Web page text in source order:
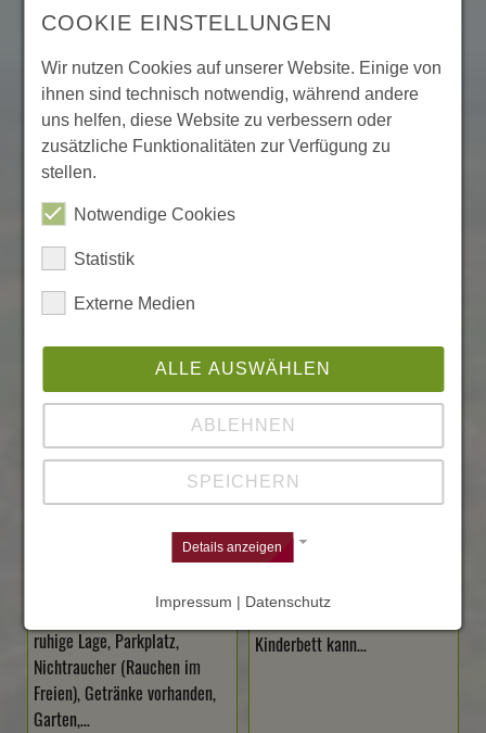
Dusche, Fernseher, Radio,
Nichtraucher, gemütlicher
Freisitz
Weitere Infos
, Fernseher, Radio,
ruhige Lage, Nichtraucher
(Rauchen im Freien),
Spülmaschine,…
WEINHAUS UND
DESTILLERIE
EBINGER
Dusche, Fernseher,Radio,
ruhige Lage, Parkplatz,
Nichtraucher (Rauchen im
Freien), Getränke vorhanden,
Garten,…
Fernseher, Radio, komplett
eingerichtete Küche,
Geschirrspühlmaschine,
Kinderbett kann…
COOKIE EINSTELLUNGEN
Wir nutzen Cookies auf unserer Website. Einige von
ihnen sind technisch notwendig, während andere
uns helfen, diese Website zu verbessern oder
zusätzliche Funktionalitäten zur Verfügung zu
stellen.
Notwendige Cookies
Statistik
Externe Medien
ALLE AUSWÄHLEN
ABLEHNEN
SPEICHERN
Details anzeigen
Impressum | Datenschutz